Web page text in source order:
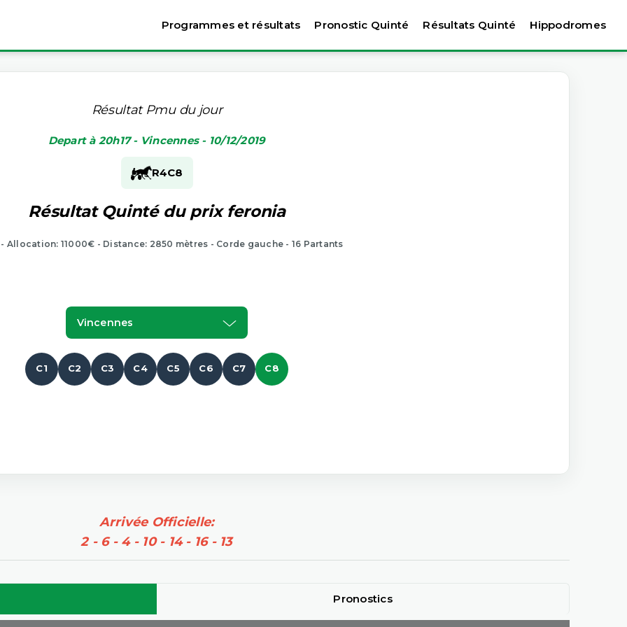
Programmes et résultats Pronostic Quinté Résultats Quinté Hippodromes
Résultat Pmu du jour
Depart à 20h17 - Vincennes - 10/12/2019
R4C8
Résultat Quinté du prix feronia
Allocation: 11000€ - Distance: 2850 mètres - Corde gauche - 16 Partants
Vincennes
C1 C2 C3 C4 C5 C6 C7 C8
Arrivée Officielle:
2 - 6 - 4 - 10 - 14 - 16 - 13
Pronostics